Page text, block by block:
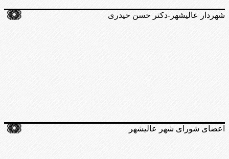
شهردار عالیشهر-دکتر حسن حیدری
اعضای شورای شهر عالیشهر